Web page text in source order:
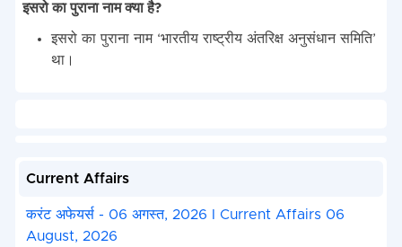
इसरो का पुराना नाम क्या है?
इसरो का पुराना नाम ‘भारतीय राष्ट्रीय अंतरिक्ष अनुसंधान समिति’
था।
Current Affairs
करंट अफेयर्स - 06 अगस्त, 2026 I Current Affairs 06
August, 2026